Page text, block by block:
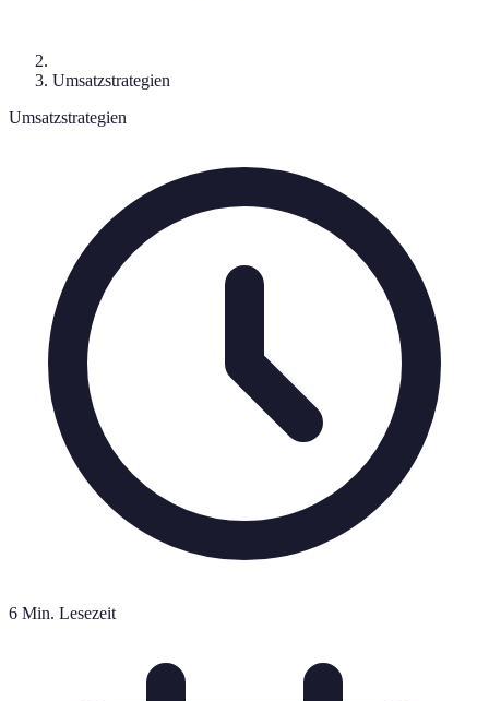
Umsatzstrategien
Umsatzstrategien
6 Min. Lesezeit